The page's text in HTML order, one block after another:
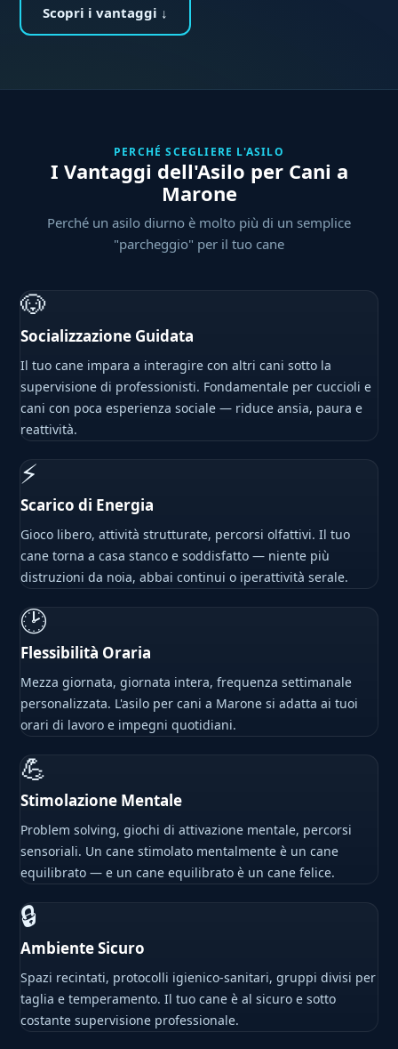
Scopri i vantaggi ↓
PERCHÉ SCEGLIERE L'ASILO
I Vantaggi dell'Asilo per Cani a
Marone
Perché un asilo diurno è molto più di un semplice
"parcheggio" per il tuo cane
🐶
Socializzazione Guidata
Il tuo cane impara a interagire con altri cani sotto la
supervisione di professionisti. Fondamentale per cuccioli e
cani con poca esperienza sociale — riduce ansia, paura e
reattività.
⚡
Scarico di Energia
Gioco libero, attività strutturate, percorsi olfattivi. Il tuo
cane torna a casa stanco e soddisfatto — niente più
distruzioni da noia, abbai continui o iperattività serale.
🕑
Flessibilità Oraria
Mezza giornata, giornata intera, frequenza settimanale
personalizzata. L'asilo per cani a Marone si adatta ai tuoi
orari di lavoro e impegni quotidiani.
💪
Stimolazione Mentale
Problem solving, giochi di attivazione mentale, percorsi
sensoriali. Un cane stimolato mentalmente è un cane
equilibrato — e un cane equilibrato è un cane felice.
🔒
Ambiente Sicuro
Spazi recintati, protocolli igienico-sanitari, gruppi divisi per
taglia e temperamento. Il tuo cane è al sicuro e sotto
costante supervisione professionale.